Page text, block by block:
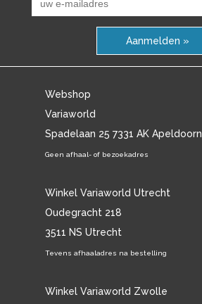
Aanmelden »
Webshop
Variaworld
Spadelaan 25 7331 AK Apeldoorn
Geen afhaal- of bezoekadres
Winkel Variaworld Utrecht
Oudegracht 218
3511 NS Utrecht
Tevens afhaaladres na bestelling
Winkel Variaworld Zwolle